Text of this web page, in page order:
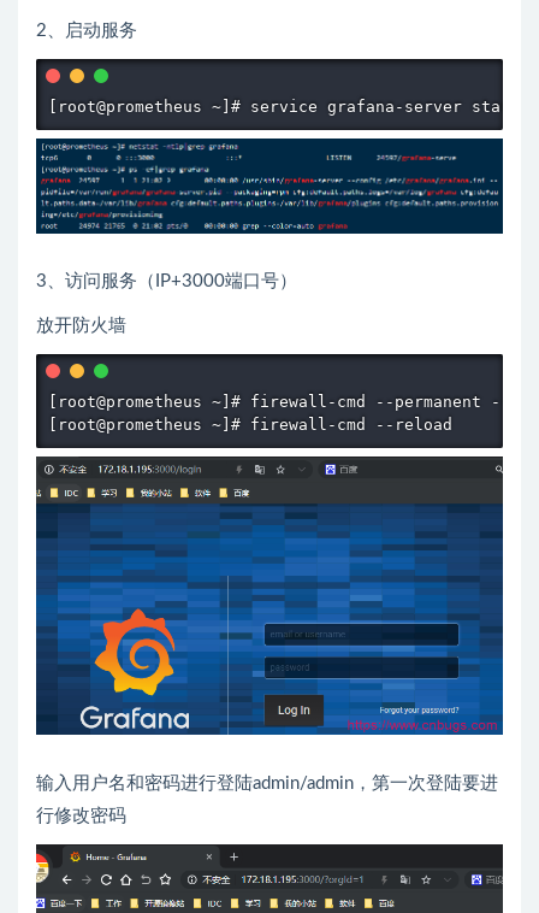
2、启动服务
[root@prometheus ~]# service grafana-server start
3、访问服务（IP+3000端口号）
放开防火墙
[root@prometheus ~]# firewall-cmd --permanent --
[root@prometheus ~]# firewall-cmd --reload
输入用户名和密码进行登陆admin/admin，第一次登陆要进
行修改密码